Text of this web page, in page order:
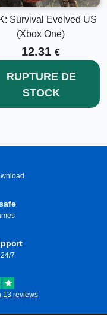
Survival Evolved US
(Xbox One)
12.31 €
RUPTURE DE
STOCK
7
13 reviews